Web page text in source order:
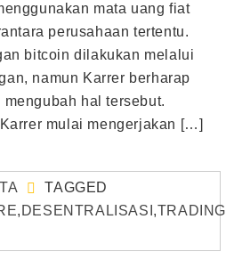
mata uang fiat
perusahaan tertentu.
bitcoin dilakukan melalui
namun Karrer berharap
hal tersebut.
mulai mengerjakan […]
TAGGED
, DESENTRALISASI ,TRADING